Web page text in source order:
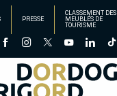
PRESSE
CLASSEMENT DES
MEUBLÉS DE
TOURISME